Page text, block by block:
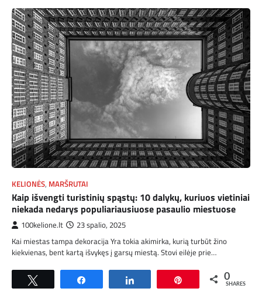
KELIONĖS, MARŠRUTAI
Kaip išvengti turistinių spąstų: 10 dalykų, kuriuos vietiniai
niekada nedarys populiariausiuose pasaulio miestuose
100kelione.lt 23 spalio, 2025
Kai miestas tampa dekoracija Yra tokia akimirka, kurią turbūt žino
kiekvienas, bent kartą išvykęs į garsų miestą. Stovi eilėje prie…
0
SHARES